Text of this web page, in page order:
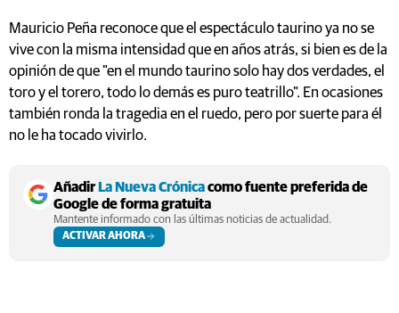
Mauricio Peña reconoce que el espectáculo taurino ya no se
vive con la misma intensidad que en años atrás, si bien es de la
opinión de que "en el mundo taurino solo hay dos verdades, el
toro y el torero, todo lo demás es puro teatrillo". En ocasiones
también ronda la tragedia en el ruedo, pero por suerte para él
no le ha tocado vivirlo.
AñadirLa Nueva Crónicacomo fuente preferida de
Google de forma gratuita
Mantente informado con las últimas noticias de actualidad.
ACTIVAR AHORA